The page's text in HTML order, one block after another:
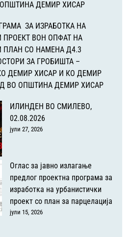
ОПШТИНА ДЕМИР ХИСАР
ЗА ИЗРАБОТКА НА
ПРОЕКТ ВОН ОПФАТ НА
ПЛАН СО НАМЕНА Д4.3
ЗА ГРОБИШТА –
ДЕМИР ХИСАР И КО ДЕМИР
ВО ОПШТИНА ДЕМИР ХИСАР
ИЛИНДЕН ВО СМИЛЕВО,
02.08.2026
јули 27, 2026
Оглас за јавно излагање
предлог проектна програма за
изработка на урбанистички
проект со план за парцелација
јули 15, 2026